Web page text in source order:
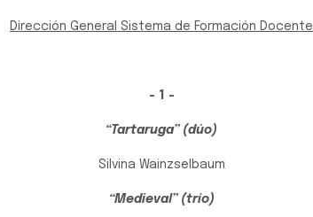
Dirección General Sistema de Formación Docente
- 1 -
“Tartaruga” (dúo)
Silvina Wainzselbaum
“Medieval” (trío)